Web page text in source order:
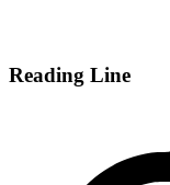
Reading Line